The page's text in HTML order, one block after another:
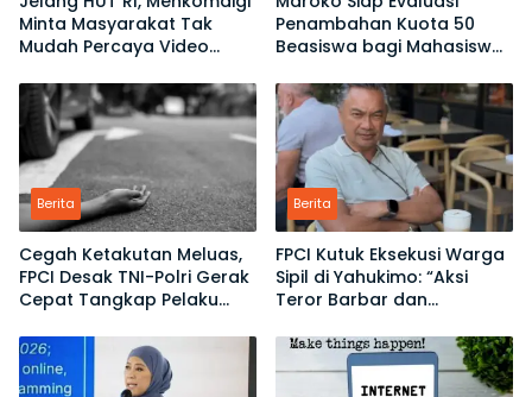
Minta Masyarakat Tak
Mudah Percaya Video
Penambahan Kuota 50
Beasiswa bagi Mahasiswa
Berita
Cegah Ketakutan Meluas,
FPCI Desak TNI-Polri Gerak
Cepat Tangkap Pelaku
Berita
FPCI Kutuk Eksekusi Warga
Sipil di Yahukimo: “Aksi
Teror Barbar dan